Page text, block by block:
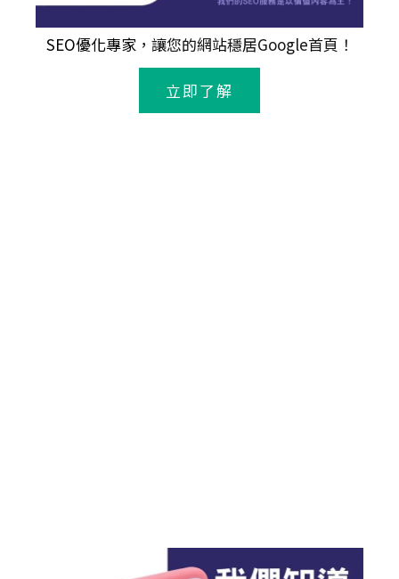
SEO優化專家，讓您的網站穩居Google首頁！
立即了解